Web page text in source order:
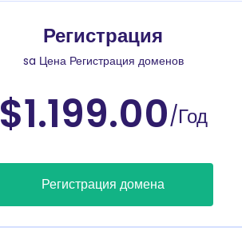
Регистрация
sa Цена Регистрация доменов
$1.199.00/Год
Регистрация домена